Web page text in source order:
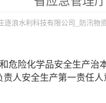
逐浪水利科技有限公司_防汛物
危险化学品安全生产治
人安全生产第一责任